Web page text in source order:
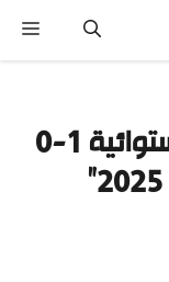
فوز السودان على غينيا الاستوائية 1-0